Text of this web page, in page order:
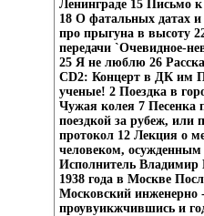
Ленинграде 15 Письмо к
18 О фатальных датах и
про прыгуна в высоту
передачи `Очевидное-
25 Я не люблю 26
CD2: Концерт в ДК им
ученые! 2 Поездка в
Чужая колея 7 Песенка
поездкой за рубеж, или
протокол 12 Лекция о
человеком, осужденным
Исполнитель
1938 года в Москве
Московский инженерно
проувуикжчившись и